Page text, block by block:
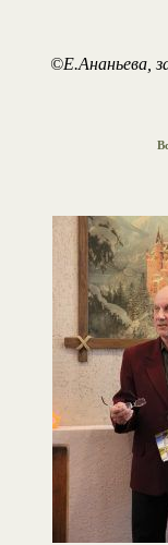
©Е.Ананьева,